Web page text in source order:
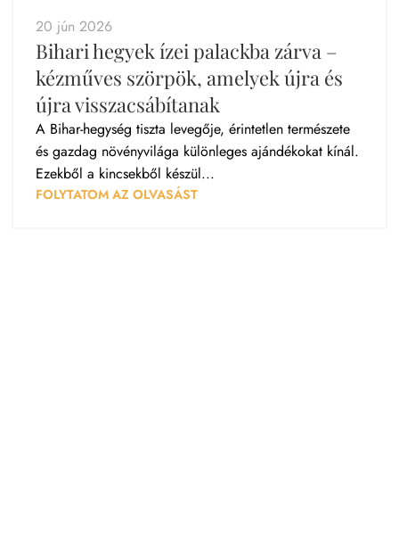
20 jún 2026
Bihari hegyek ízei palackba zárva –
kézműves szörpök, amelyek újra és
újra visszacsábítanak
A Bihar-hegység tiszta levegője, érintetlen természete
és gazdag növényvilága különleges ajándékokat kínál.
Ezekből a kincsekből készül...
FOLYTATOM AZ OLVASÁST